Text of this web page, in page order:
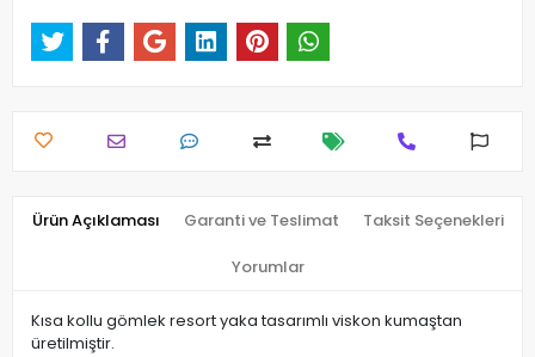
Ürün Açıklaması Garanti ve Teslimat Taksit Seçenekleri
Yorumlar
Kısa kollu gömlek resort yaka tasarımlı viskon kumaştan
üretilmiştir.